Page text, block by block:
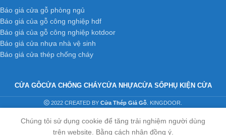
Báo giá cửa gỗ phòng ngủ
Báo giá của gỗ công nghiệp hdf
Báo giá của gỗ công nghiệp kotdoor
Báo giá cửa nhựa nhà vệ sinh
Báo giá cửa thép chống cháy
CỬA GỖCỬA CHỐNG CHÁYCỬA NHỰACỬA SỔPHỤ KIỆN CỬA
2022 CREATED BY Cửa Thép Giả Gỗ . KINGDOOR.
Chúng tôi sử dụng cookie để tăng trải nghiệm người dùng
trên website. Bằng cách nhân đồng ý.